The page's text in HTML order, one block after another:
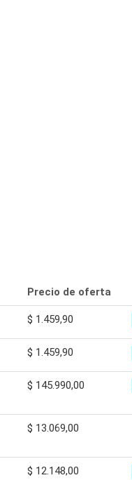
Precio de oferta
$ 1.459,90
$ 1.459,90
$ 145.990,00
$ 13.069,00
$ 12.148,00